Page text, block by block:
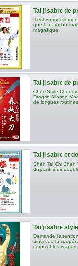
Tai ji sabre de
Il est en
que la natation
magnifique.
Tai ji sabre de
Chen-Style
Dragon Allongé
de longues
Tai ji sabre et
Chen Tai Chi Chen
dispositifs de
Tai ji sabre
Demande
ainsi que la
corps et les étapes.